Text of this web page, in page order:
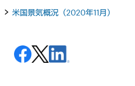
米国景気概況（2020年11月）